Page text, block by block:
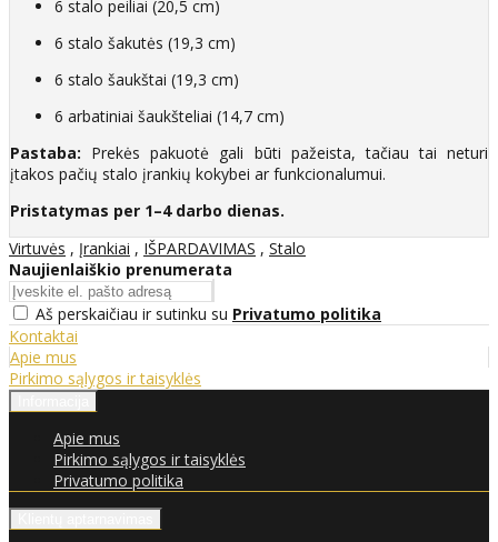
6 stalo peiliai (20,5 cm)
6 stalo šakutės (19,3 cm)
6 stalo šaukštai (19,3 cm)
6 arbatiniai šaukšteliai (14,7 cm)
Pastaba: Prekės pakuotė gali būti pažeista, tačiau tai neturi
įtakos pačių stalo įrankių kokybei ar funkcionalumui.
Pristatymas per 1–4 darbo dienas.
Virtuvės , Įrankiai , IŠPARDAVIMAS , Stalo
Naujienlaiškio prenumerata
Aš perskaičiau ir sutinku su Privatumo politika
Kontaktai
Apie mus
Pirkimo sąlygos ir taisyklės
Apie mus
Pirkimo sąlygos ir taisyklės
Privatumo politika